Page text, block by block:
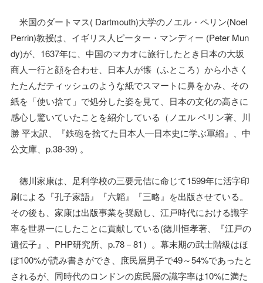
米国のダートマス( Dartmouth)大学のノエル・ペリン(Noel
Perrin)教授は、イギリス人ピーター・マンディー (Peter Mun
dy)が、1637年に、中国のマカオに旅行したとき日本の大坂
商人一行と顔を合わせ、日本人が懐（ふところ）から小さく
たたんだティッシュのような紙でスマートに鼻をかみ、その
紙を「使い捨て」で処分した姿を見て、日本の文化の高さに
感心し驚いていたことを紹介している（ノエル ペリン著、川
勝 平太訳、『鉄砲を捨てた日本人―日本史に学ぶ軍縮』、中
公文庫、p.38-39) 。
徳川家康は、足利学校の三要元佶に命じて1599年に活字印
刷による『孔子家語』『六韜』『三略』を出版させている。
その後も、家康は出版事業を奨励し、江戸時代における識字
率を世界一にしたことに貢献している(徳川恒孝著、『江戸の
遺伝子』、PHP研究所、p.78－81）。幕末期の武士階級はほ
ぼ100%が読み書きができ、庶民層男子で49～54%であったと
されるが、同時代のロンドンの庶民層の識字率は10%に満た